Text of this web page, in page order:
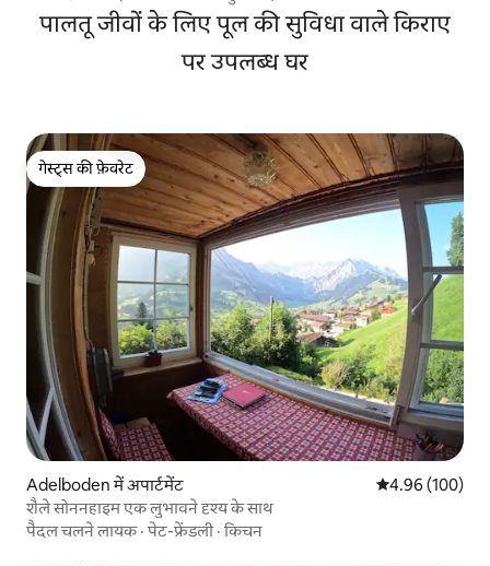
पालतू जीवों के लिए पूल की सुविधा वाले किराए
पर उपलब्ध घर
गेस्ट्स की फ़ेवरेट
गेस्ट्स की फ़ेवरेट
Adelboden में अपार्टमेंट औसत रेटिंग 5 में से
4.96 (100)
शैले सोननहाइम एक लुभावने दृश्य के साथ
पैदल चलने लायक·पेट-फ्रेंडली ·किचन